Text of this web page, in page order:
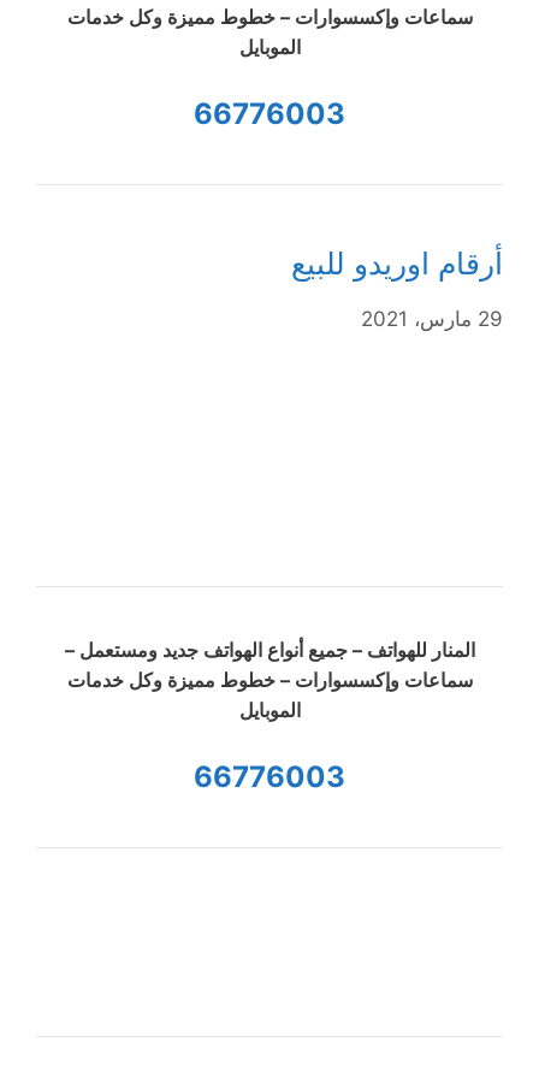
سماعات وإكسسوارات – خطوط مميزة وكل خدمات
الموبايل
66776003
أرقام اوريدو للبيع
29 مارس، 2021
المنار للهواتف – جميع أنواع الهواتف جديد ومستعمل –
سماعات وإكسسوارات – خطوط مميزة وكل خدمات
الموبايل
66776003